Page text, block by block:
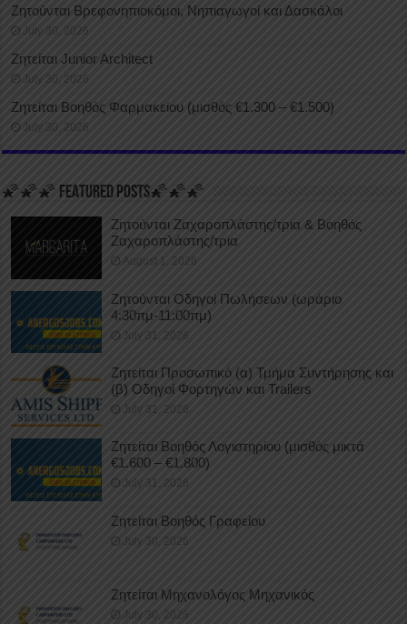
Ζητούνται Βρεφονηπιοκόμοι, Νηπιαγωγοί και Δασκάλοι
July 30, 2026
Ζητείται Junior Architect
July 30, 2026
Ζητείται Βοηθός Φαρμακείου (μισθός €1.300 – €1.500)
July 30, 2026
🌠🌠🌠 FEATURED POSTS🌠🌠🌠
Ζητούνται Ζαχαροπλάστης/τρια & Βοηθός
Ζαχαροπλάστης/τρια
August 1, 2026
Ζητούνται Οδηγοί Πωλήσεων (ωράριο
4:30πμ-11:00πμ)
July 31, 2026
Ζητείται Προσωπικό (α) Τμήμα Συντήρησης και
(β) Οδηγοί Φορτηγών και Trailers
July 31, 2026
Ζητείται Βοηθός Λογιστηρίου (μισθός μικτά
€1.600 – €1.800)
July 31, 2026
Ζητείται Βοηθός Γραφείου
July 30, 2026
Ζητείται Μηχανολόγος Μηχανικός
July 30, 2026